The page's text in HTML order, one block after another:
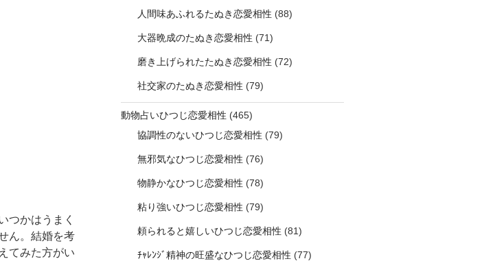
つかはうまく
ん。結婚を考
てみた方がい
人間味あふれるたぬき恋愛相性 (88)
大器晩成のたぬき恋愛相性 (71)
磨き上げられたたぬき恋愛相性 (72)
社交家のたぬき恋愛相性 (79)
動物占いひつじ恋愛相性 (465)
協調性のないひつじ恋愛相性 (79)
無邪気なひつじ恋愛相性 (76)
物静かなひつじ恋愛相性 (78)
粘り強いひつじ恋愛相性 (79)
頼られると嬉しいひつじ恋愛相性 (81)
ﾁｬﾚﾝｼﾞ精神の旺盛なひつじ恋愛相性 (77)